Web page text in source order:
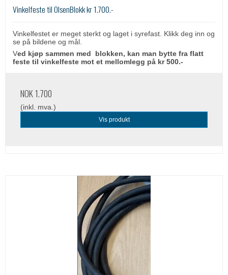
Vinkelfeste til OlsenBlokk kr 1.700.-
Vinkelfestet er meget sterkt og laget i syrefast. Klikk deg inn og
se på bildene og mål.
Ved kjøp sammen med blokken, kan man bytte fra flatt
feste til vinkelfeste mot et mellomlegg på kr 500.-
NOK 1.700
(inkl. mva.)
Vis produkt